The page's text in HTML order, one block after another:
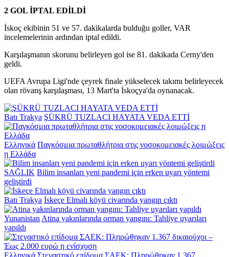
2 GOL İPTAL EDİLDİ
İskoç ekibinin 51 ve 57. dakikalarda bulduğu goller, VAR
incelemelerinin ardından iptal edildi.
Karşılaşmanın skorunu belirleyen gol ise 81. dakikada Cerny'den
geldi.
UEFA Avrupa Ligi'nde çeyrek finale yükselecek takımı belirleyecek
olan rövanş karşılaşması, 13 Mart'ta İskoçya'da oynanacak.
Batı Trakya ŞÜKRÜ TUZLACI HAYATA VEDA ETTİ
Ελληνικά Παγκόσμια πρωταθλήτρια στις νοσοκομειακές λοιμώξεις
η Ελλάδα
SAĞLIK Bilim insanları yeni pandemi için erken uyarı yöntemi
geliştirdi
Batı Trakya İskeçe Elmalı köyü civarında yangın çıktı
Yunanistan Atina yakınlarında orman yangını: Tahliye uyarıları
yapıldı
Ελληνικά Στεγαστικό επίδομα ΣΑΕΚ: Πληρώθηκαν 1.367